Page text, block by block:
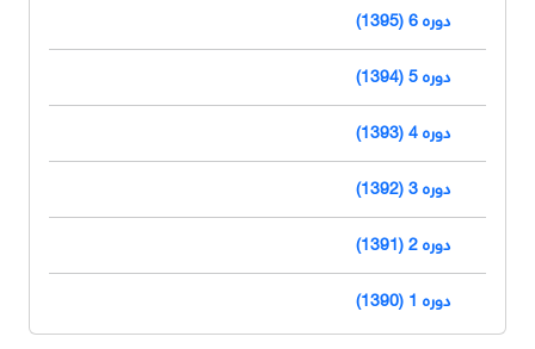
دوره 6 (1395)
دوره 5 (1394)
دوره 4 (1393)
دوره 3 (1392)
دوره 2 (1391)
دوره 1 (1390)